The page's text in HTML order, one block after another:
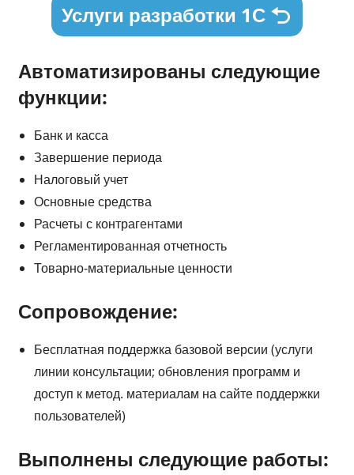
Услуги разработки 1С
Автоматизированы следующие
функции:
Банк и касса
Завершение периода
Налоговый учет
Основные средства
Расчеты с контрагентами
Регламентированная отчетность
Товарно-материальные ценности
Сопровождение:
Бесплатная поддержка базовой версии (услуги
линии консультации; обновления программ и
доступ к метод. материалам на сайте поддержки
пользователей)
Выполнены следующие работы: